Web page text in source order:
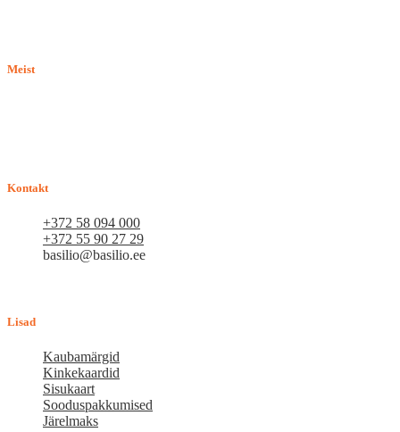
Meist
Kontakt
+372 58 094 000
+372 55 90 27 29
basilio@basilio.ee
Lisad
Kaubamärgid
Kinkekaardid
Sisukaart
Sooduspakkumised
Järelmaks